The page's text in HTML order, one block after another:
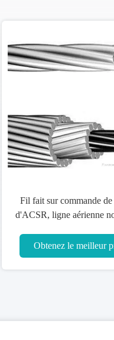
Fil fait sur commande de
d'ACSR, ligne aérienne
ASTM
Obtenez le meilleur